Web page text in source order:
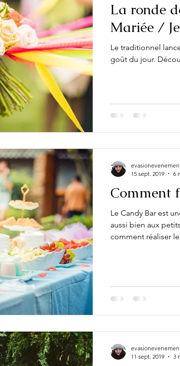
La ronde
Mariée /
Le traditionnel
goût du jour.
Comment
Le Candy Bar est
aussi bien aux
comment réaliser
15 sept. 2019
6
11 sept. 2019
3